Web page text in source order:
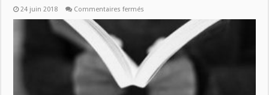
24 juin 2018 Commentaires fermés
Vie
des
Livres,
mercredi
27